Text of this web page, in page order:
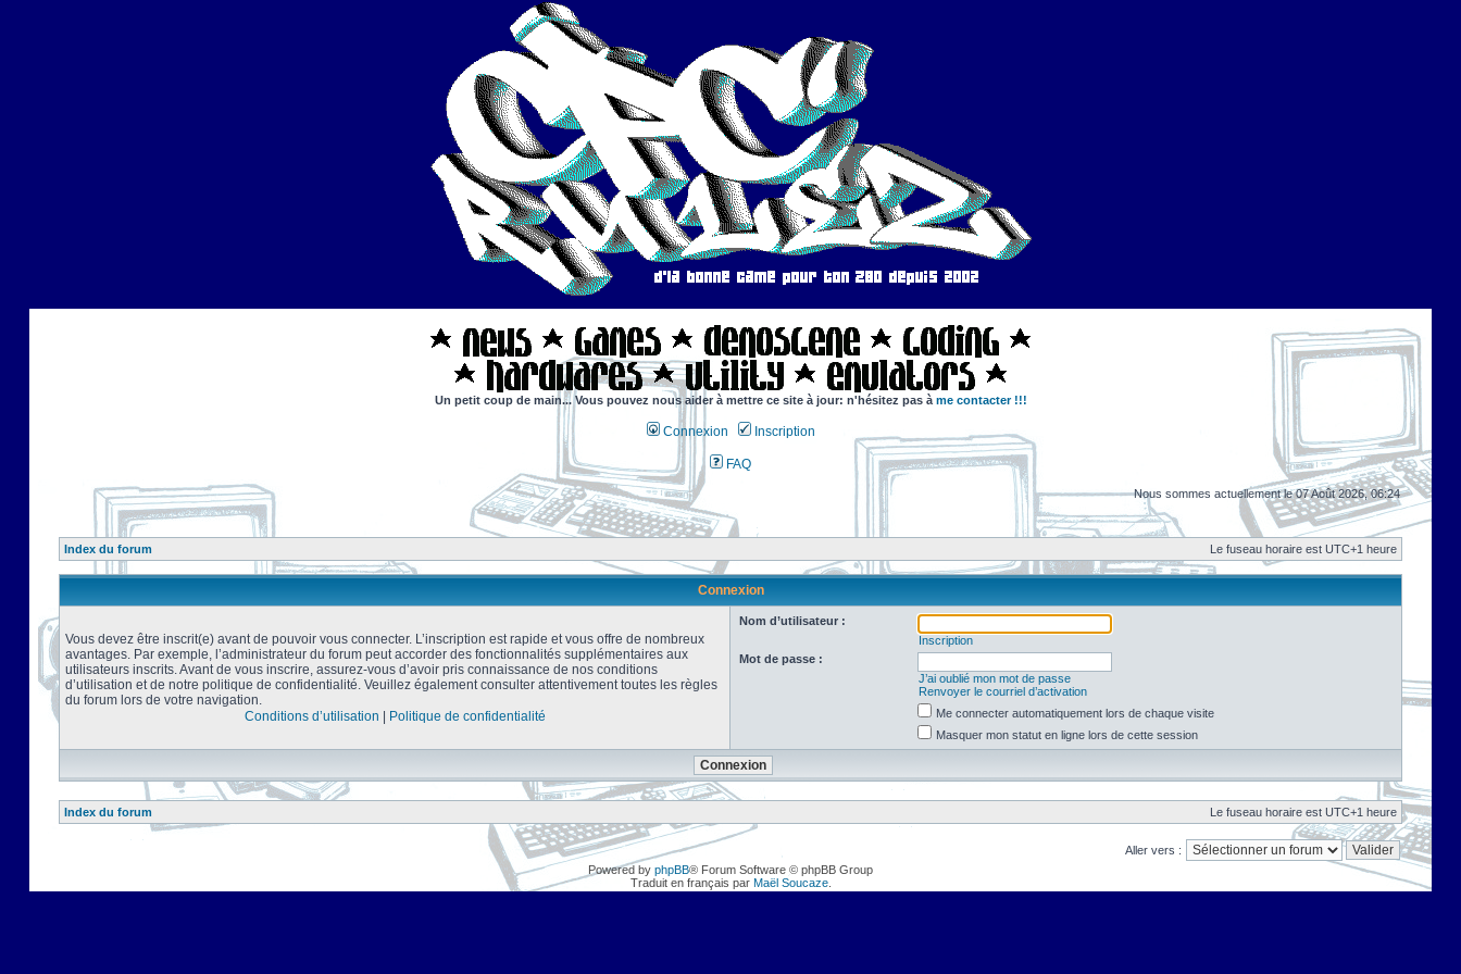
Un petit coup de main... Vous pouvez nous aider à mettre ce site à jour: n'hésitez pas à me contacter !!!
Connexion Inscription
FAQ
Nous sommes actuellement le 07 Août 2026, 06:24
Index du forum Le fuseau horaire est UTC+1 heure
Connexion
Vous devez être inscrit(e) avant de pouvoir vous connecter. L’inscription est rapide et vous offre de nombreux
avantages. Par exemple, l’administrateur du forum peut accorder des fonctionnalités supplémentaires aux
utilisateurs inscrits. Avant de vous inscrire, assurez-vous d’avoir pris connaissance de nos conditions
d’utilisation et de notre politique de confidentialité. Veuillez également consulter attentivement toutes les règles
du forum lors de votre navigation.
Conditions d’utilisation
Politique de confidentialité
Nom d’utilisateur :
Inscription
Mot de passe :
J’ai oublié mon mot de passe
Renvoyer le courriel d’activation
Me connecter automatiquement lors de chaque visite
Masquer mon statut en ligne lors de cette session
Index du forum Le fuseau horaire est UTC+1 heure
Aller vers :
Powered by phpBB® Forum Software © phpBB Group
Traduit en français par Maël Soucaze.